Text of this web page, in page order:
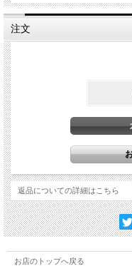
注文
返品についての詳細はこちら
お店のトップへ戻る